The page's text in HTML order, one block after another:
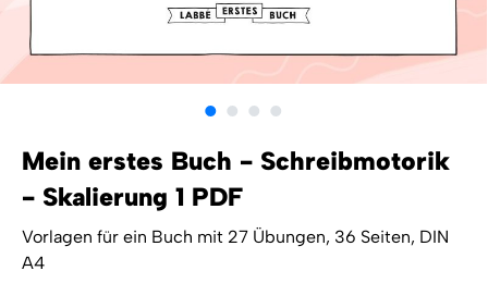
Mein erstes Buch - Schreibmotorik
- Skalierung 1 PDF
Vorlagen für ein Buch mit 27 Übungen, 36 Seiten, DIN
A4